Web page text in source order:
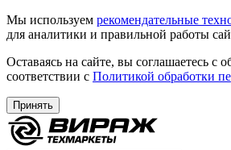
Мы используем рекомендательные
для аналитики и правильной работы
Оставаясь на сайте, вы соглашаетесь с
соответствии с Политикой обработки
Принять